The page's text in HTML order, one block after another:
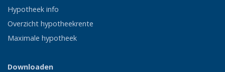
Hypotheek info
Overzicht hypotheekrente
Maximale hypotheek
Downloaden